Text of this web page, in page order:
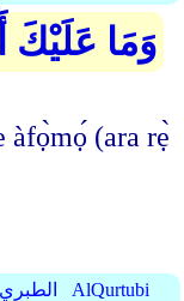
وَمَا عَلَيْكَ
àfọ̀mọ́ (ara rẹ̀
AtTabariy الطبري
AlQurtubi